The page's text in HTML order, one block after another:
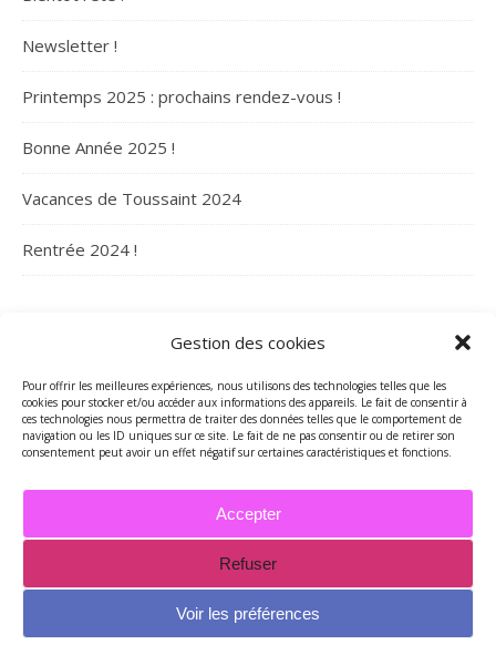
Gestion des cookies
Pour offrir les meilleures expériences, nous utilisons des technologies telles que les
cookies pour stocker et/ou accéder aux informations des appareils. Le fait de consentir à
ces technologies nous permettra de traiter des données telles que le comportement de
navigation ou les ID uniques sur ce site. Le fait de ne pas consentir ou de retirer son
consentement peut avoir un effet négatif sur certaines caractéristiques et fonctions.
Accepter
Refuser
Voir les préférences
Newsletter !
Printemps 2025 : prochains rendez-vous !
Bonne Année 2025 !
Vacances de Toussaint 2024
Rentrée 2024 !
ARCHIVES
Archives
2026 - Tous droits réservés - Merci de contacter Marie-Maguelone
mariemcreations@free.fr